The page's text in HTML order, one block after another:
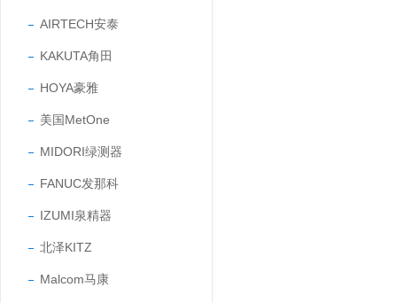
AIRTECH安泰
KAKUTA角田
HOYA豪雅
美国MetOne
MIDORI绿测器
FANUC发那科
IZUMI泉精器
北泽KITZ
Malcom马康